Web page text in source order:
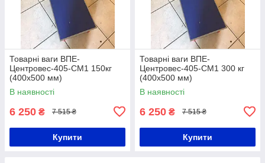
Товарні ваги ВПЕ-
Центровес-405-СМ1 150кг
(400х500 мм)
В наявності
6 250 ₴ 7 515 ₴
Купити
Товарні ваги ВПЕ-
Центровес-405-СМ1 300 кг
(400х500 мм)
В наявності
6 250 ₴ 7 515 ₴
Купити